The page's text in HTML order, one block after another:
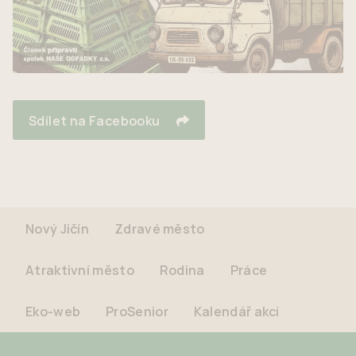
Sdílet na Facebooku
Nový Jičín Zdravé město
Atraktivní město Rodina Práce
Eko-web ProSenior Kalendář akcí